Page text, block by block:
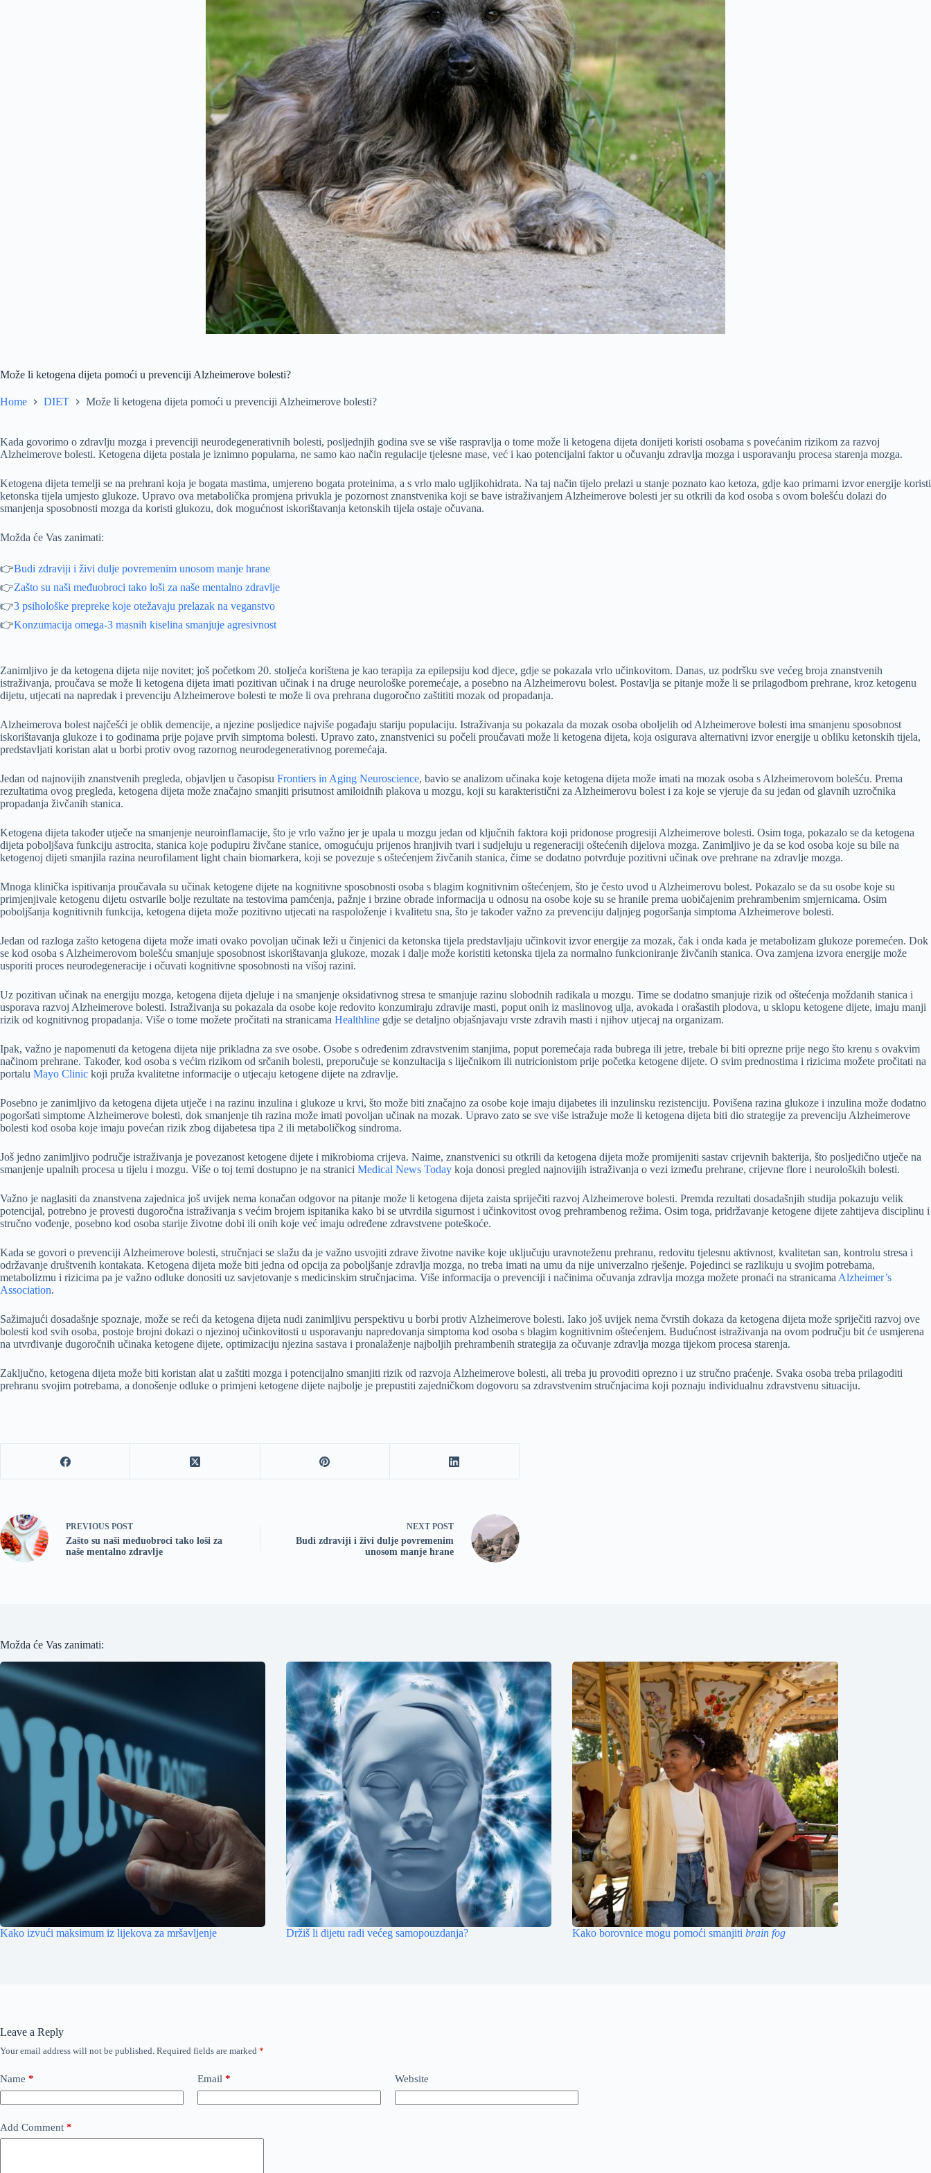
Može li ketogena dijeta pomoći u prevenciji Alzheimerove bolesti?
Home DIET Može li ketogena dijeta pomoći u prevenciji Alzheimerove bolesti?
Kada govorimo o zdravlju mozga i prevenciji neurodegenerativnih bolesti, posljednjih godina sve se više raspravlja o tome može li ketogena dijeta donijeti koristi osobama s povećanim rizikom za razvoj
Alzheimerove bolesti. Ketogena dijeta postala je iznimno popularna, ne samo kao način regulacije tjelesne mase, već i kao potencijalni faktor u očuvanju zdravlja mozga i usporavanju procesa starenja mozga.
Ketogena dijeta temelji se na prehrani koja je bogata mastima, umjereno bogata proteinima, a s vrlo malo ugljikohidrata. Na taj način tijelo prelazi u stanje poznato kao ketoza, gdje kao primarni izvor energije koristi
ketonska tijela umjesto glukoze. Upravo ova metabolička promjena privukla je pozornost znanstvenika koji se bave istraživanjem Alzheimerove bolesti jer su otkrili da kod osoba s ovom bolešću dolazi do
smanjenja sposobnosti mozga da koristi glukozu, dok mogućnost iskorištavanja ketonskih tijela ostaje očuvana.
Možda će Vas zanimati:
👉Budi zdraviji i živi dulje povremenim unosom manje hrane
👉Zašto su naši međuobroci tako loši za naše mentalno zdravlje
👉3 psihološke prepreke koje otežavaju prelazak na veganstvo
👉Konzumacija omega-3 masnih kiselina smanjuje agresivnost
Zanimljivo je da ketogena dijeta nije novitet; još početkom 20. stoljeća korištena je kao terapija za epilepsiju kod djece, gdje se pokazala vrlo učinkovitom. Danas, uz podršku sve većeg broja znanstvenih
istraživanja, proučava se može li ketogena dijeta imati pozitivan učinak i na druge neurološke poremećaje, a posebno na Alzheimerovu bolest. Postavlja se pitanje može li se prilagodbom prehrane, kroz ketogenu
dijetu, utjecati na napredak i prevenciju Alzheimerove bolesti te može li ova prehrana dugoročno zaštititi mozak od propadanja.
Alzheimerova bolest najčešći je oblik demencije, a njezine posljedice najviše pogađaju stariju populaciju. Istraživanja su pokazala da mozak osoba oboljelih od Alzheimerove bolesti ima smanjenu sposobnost
iskorištavanja glukoze i to godinama prije pojave prvih simptoma bolesti. Upravo zato, znanstvenici su počeli proučavati može li ketogena dijeta, koja osigurava alternativni izvor energije u obliku ketonskih tijela,
predstavljati koristan alat u borbi protiv ovog razornog neurodegenerativnog poremećaja.
Jedan od najnovijih znanstvenih pregleda, objavljen u časopisu Frontiers in Aging Neuroscience, bavio se analizom učinaka koje ketogena dijeta može imati na mozak osoba s Alzheimerovom bolešću. Prema
rezultatima ovog pregleda, ketogena dijeta može značajno smanjiti prisutnost amiloidnih plakova u mozgu, koji su karakteristični za Alzheimerovu bolest i za koje se vjeruje da su jedan od glavnih uzročnika
propadanja živčanih stanica.
Ketogena dijeta također utječe na smanjenje neuroinflamacije, što je vrlo važno jer je upala u mozgu jedan od ključnih faktora koji pridonose progresiji Alzheimerove bolesti. Osim toga, pokazalo se da ketogena
dijeta poboljšava funkciju astrocita, stanica koje podupiru živčane stanice, omogućuju prijenos hranjivih tvari i sudjeluju u regeneraciji oštećenih dijelova mozga. Zanimljivo je da se kod osoba koje su bile na
ketogenoj dijeti smanjila razina neurofilament light chain biomarkera, koji se povezuje s oštećenjem živčanih stanica, čime se dodatno potvrđuje pozitivni učinak ove prehrane na zdravlje mozga.
Mnoga klinička ispitivanja proučavala su učinak ketogene dijete na kognitivne sposobnosti osoba s blagim kognitivnim oštećenjem, što je često uvod u Alzheimerovu bolest. Pokazalo se da su osobe koje su
primjenjivale ketogenu dijetu ostvarile bolje rezultate na testovima pamćenja, pažnje i brzine obrade informacija u odnosu na osobe koje su se hranile prema uobičajenim prehrambenim smjernicama. Osim
poboljšanja kognitivnih funkcija, ketogena dijeta može pozitivno utjecati na raspoloženje i kvalitetu sna, što je također važno za prevenciju daljnjeg pogoršanja simptoma Alzheimerove bolesti.
Jedan od razloga zašto ketogena dijeta može imati ovako povoljan učinak leži u činjenici da ketonska tijela predstavljaju učinkovit izvor energije za mozak, čak i onda kada je metabolizam glukoze poremećen. Dok
se kod osoba s Alzheimerovom bolešću smanjuje sposobnost iskorištavanja glukoze, mozak i dalje može koristiti ketonska tijela za normalno funkcioniranje živčanih stanica. Ova zamjena izvora energije može
usporiti proces neurodegeneracije i očuvati kognitivne sposobnosti na višoj razini.
Uz pozitivan učinak na energiju mozga, ketogena dijeta djeluje i na smanjenje oksidativnog stresa te smanjuje razinu slobodnih radikala u mozgu. Time se dodatno smanjuje rizik od oštećenja moždanih stanica i
usporava razvoj Alzheimerove bolesti. Istraživanja su pokazala da osobe koje redovito konzumiraju zdravije masti, poput onih iz maslinovog ulja, avokada i orašastih plodova, u sklopu ketogene dijete, imaju manji
rizik od kognitivnog propadanja. Više o tome možete pročitati na stranicama Healthline gdje se detaljno objašnjavaju vrste zdravih masti i njihov utjecaj na organizam.
Ipak, važno je napomenuti da ketogena dijeta nije prikladna za sve osobe. Osobe s određenim zdravstvenim stanjima, poput poremećaja rada bubrega ili jetre, trebale bi biti oprezne prije nego što krenu s ovakvim
načinom prehrane. Također, kod osoba s većim rizikom od srčanih bolesti, preporučuje se konzultacija s liječnikom ili nutricionistom prije početka ketogene dijete. O svim prednostima i rizicima možete pročitati na
portalu Mayo Clinic koji pruža kvalitetne informacije o utjecaju ketogene dijete na zdravlje.
Posebno je zanimljivo da ketogena dijeta utječe i na razinu inzulina i glukoze u krvi, što može biti značajno za osobe koje imaju dijabetes ili inzulinsku rezistenciju. Povišena razina glukoze i inzulina može dodatno
pogoršati simptome Alzheimerove bolesti, dok smanjenje tih razina može imati povoljan učinak na mozak. Upravo zato se sve više istražuje može li ketogena dijeta biti dio strategije za prevenciju Alzheimerove
bolesti kod osoba koje imaju povećan rizik zbog dijabetesa tipa 2 ili metaboličkog sindroma.
Još jedno zanimljivo područje istraživanja je povezanost ketogene dijete i mikrobioma crijeva. Naime, znanstvenici su otkrili da ketogena dijeta može promijeniti sastav crijevnih bakterija, što posljedično utječe na
smanjenje upalnih procesa u tijelu i mozgu. Više o toj temi dostupno je na stranici Medical News Today koja donosi pregled najnovijih istraživanja o vezi između prehrane, crijevne flore i neuroloških bolesti.
Važno je naglasiti da znanstvena zajednica još uvijek nema konačan odgovor na pitanje može li ketogena dijeta zaista spriječiti razvoj Alzheimerove bolesti. Premda rezultati dosadašnjih studija pokazuju velik
potencijal, potrebno je provesti dugoročna istraživanja s većim brojem ispitanika kako bi se utvrdila sigurnost i učinkovitost ovog prehrambenog režima. Osim toga, pridržavanje ketogene dijete zahtijeva disciplinu i
stručno vođenje, posebno kod osoba starije životne dobi ili onih koje već imaju određene zdravstvene poteškoće.
Kada se govori o prevenciji Alzheimerove bolesti, stručnjaci se slažu da je važno usvojiti zdrave životne navike koje uključuju uravnoteženu prehranu, redovitu tjelesnu aktivnost, kvalitetan san, kontrolu stresa i
održavanje društvenih kontakata. Ketogena dijeta može biti jedna od opcija za poboljšanje zdravlja mozga, no treba imati na umu da nije univerzalno rješenje. Pojedinci se razlikuju u svojim potrebama,
metabolizmu i rizicima pa je važno odluke donositi uz savjetovanje s medicinskim stručnjacima. Više informacija o prevenciji i načinima očuvanja zdravlja mozga možete pronaći na stranicama Alzheimer’s
Association.
Sažimajući dosadašnje spoznaje, može se reći da ketogena dijeta nudi zanimljivu perspektivu u borbi protiv Alzheimerove bolesti. Iako još uvijek nema čvrstih dokaza da ketogena dijeta može spriječiti razvoj ove
bolesti kod svih osoba, postoje brojni dokazi o njezinoj učinkovitosti u usporavanju napredovanja simptoma kod osoba s blagim kognitivnim oštećenjem. Budućnost istraživanja na ovom području bit će usmjerena
na utvrđivanje dugoročnih učinaka ketogene dijete, optimizaciju njezina sastava i pronalaženje najboljih prehrambenih strategija za očuvanje zdravlja mozga tijekom procesa starenja.
Zaključno, ketogena dijeta može biti koristan alat u zaštiti mozga i potencijalno smanjiti rizik od razvoja Alzheimerove bolesti, ali treba ju provoditi oprezno i uz stručno praćenje. Svaka osoba treba prilagoditi
prehranu svojim potrebama, a donošenje odluke o primjeni ketogene dijete najbolje je prepustiti zajedničkom dogovoru sa zdravstvenim stručnjacima koji poznaju individualnu zdravstvenu situaciju.
PREVIOUS POST
Zašto su naši međuobroci tako loši za
naše mentalno zdravlje
NEXT POST
Budi zdraviji i živi dulje povremenim
unosom manje hrane
Možda će Vas zanimati:
Kako izvući maksimum iz lijekova za mršavljenje Držiš li dijetu radi većeg samopouzdanja? Kako borovnice mogu pomoći smanjitibrain fog
Leave a Reply
Your email address will not be published. Required fields are marked *
Name * Email * Website
Add Comment *